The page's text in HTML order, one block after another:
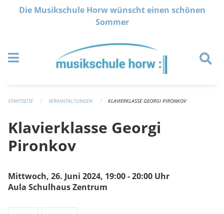
Navigation überspringen
Die Musikschule Horw wünscht einen schönen
Sommer
STARTSEITE VERANSTALTUNGEN KLAVIERKLASSE GEORGI PIRONKOV
Klavierklasse Georgi
Pironkov
Mittwoch, 26. Juni 2024, 19:00 - 20:00 Uhr
Aula Schulhaus Zentrum